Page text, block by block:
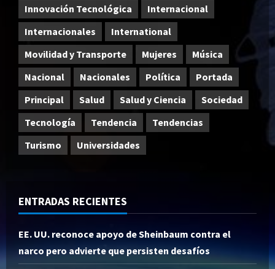
Innovación Tecnológica
Internacional
Internacionales
International
Movilidad y Transporte
Mujeres
Música
Nacional
Nacionales Política
Portada
Principal
Salud Salud y Ciencia
Sociedad
Tecnología
Tendencia
Tendencias
Turismo
Universidades
ENTRADAS RECIENTES
EE. UU. reconoce apoyo de Sheinbaum contra el
narco pero advierte que persisten desafíos